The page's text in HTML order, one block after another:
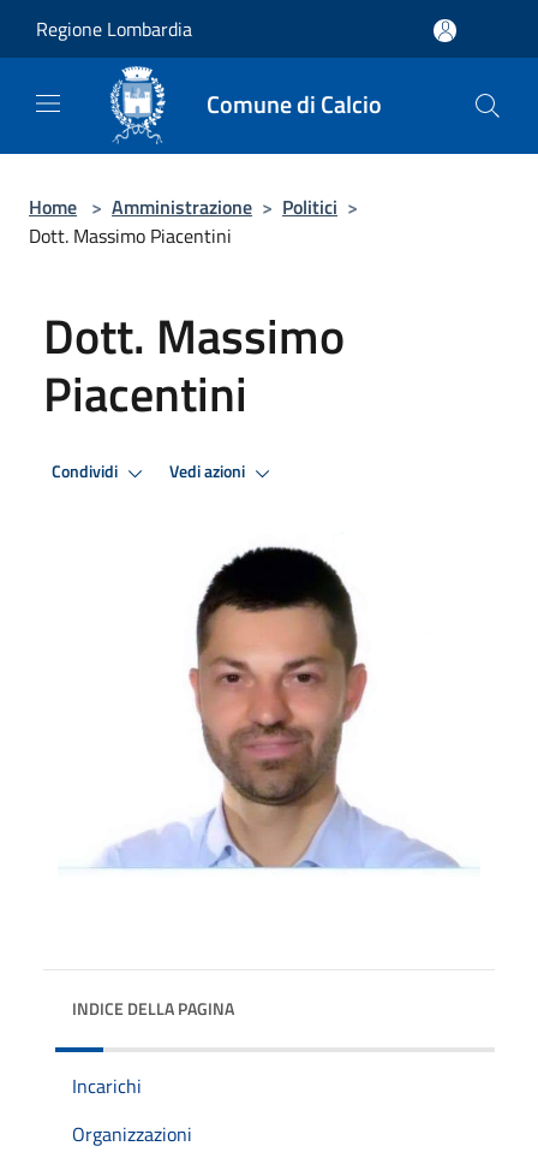
Regione Lombardia
Comune di Calcio
Home > Amministrazione > Politici >
Dott. Massimo Piacentini
Dott. Massimo
Piacentini
Condividi Vedi azioni
INDICE DELLA PAGINA
Incarichi
Organizzazioni